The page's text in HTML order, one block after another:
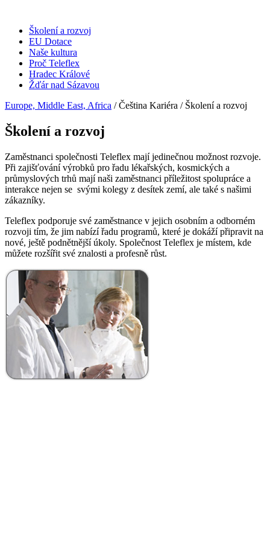
Školení a rozvoj
EU Dotace
Naše kultura
Proč Teleflex
Hradec Králové
Žďár nad Sázavou
Europe, Middle East, Africa / Čeština Kariéra / Školení a rozvoj
Školení a rozvoj
Zaměstnanci společnosti Teleflex mají jedinečnou možnost rozvoje.
Při zajišťování výrobků pro řadu lékařských, kosmických a
průmyslových trhů mají naši zaměstnanci příležitost spolupráce a
interakce nejen se svými kolegy z desítek zemí, ale také s našimi
zákazníky.
Teleflex podporuje své zaměstnance v jejich osobním a odborném
rozvoji tím, že jim nabízí řadu programů, které je dokáží připravit na
nové, ještě podnětnější úkoly. Společnost Teleflex je místem, kde
můžete rozšířit své znalosti a profesně růst.